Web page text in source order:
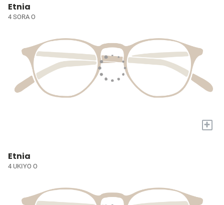
Etnia
4 SORA O
+
Etnia
4 UKIYO O